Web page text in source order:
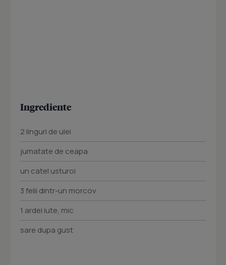
Ingrediente
2 linguri de ulei
jumatate de ceapa
un catel usturoi
3 felii dintr-un morcov
1 ardei iute, mic
sare dupa gust